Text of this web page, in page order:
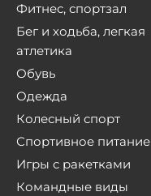
Фитнес, спортзал
Бег и ходьба, легкая
атлетика
Обувь
Одежда
Колесный спорт
Спортивное питание
Игры с ракетками
Командные виды